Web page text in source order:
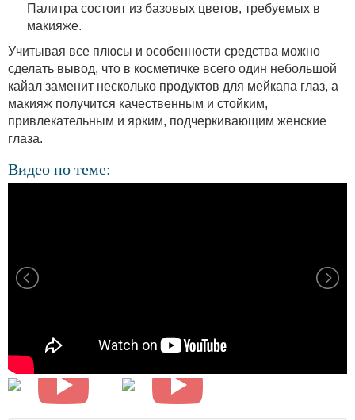
Палитра состоит из базовых цветов, требуемых в
макияже.
Учитывая все плюсы и особенности средства можно
сделать вывод, что в косметичке всего один небольшой
кайал заменит несколько продуктов для мейкапа глаз, а
макияж получится качественным и стойким,
привлекательным и ярким, подчеркивающим женские
глаза.
Видео по теме: